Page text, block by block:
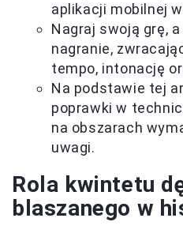
aplikacji mobilnej
Nagraj swoją grę,
nagranie,
tempo, intonację
Na podstawie tej
poprawki w
na obszarach
uwagi.
Rola kwintetu
blaszanego w